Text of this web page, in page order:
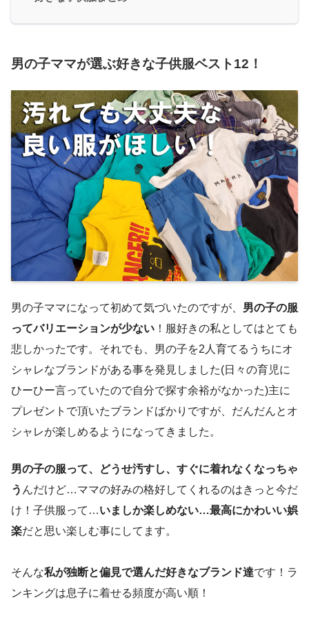
男の子ママが選ぶ好きな子供服ベスト12！
男の子ママになって初めて気づいたのですが、 男の子の服
ってバリエーションが少ない ！服好きの私としてはとても
悲しかったです。それでも、男の子を2人育てるうちにオ
シャレなブランドがある事を発見しました(日々の育児に
ひーひー言っていたので自分で探す余裕がなかった)主に
プレゼントで頂いたブランドばかりですが、だんだんとオ
シャレが楽しめるようになってきました。
男の子の服って、どうせ汚すし、すぐに着れなくなっちゃ
う んだけど…ママの好みの格好してくれるのはきっと今だ
け！子供服って…いましか楽しめない…最高にかわいい娯
楽だと思い楽しむ事にしてます。
そんな私が独断と偏見で選んだ好きなブランド達です！ラ
ンキングは息子に着せる頻度が高い順！